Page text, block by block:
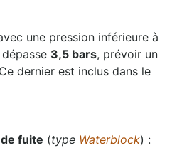
une pression inférieure à
3,5 bars, prévoir un
dernier est inclus dans le
fuite (type Waterblock) :